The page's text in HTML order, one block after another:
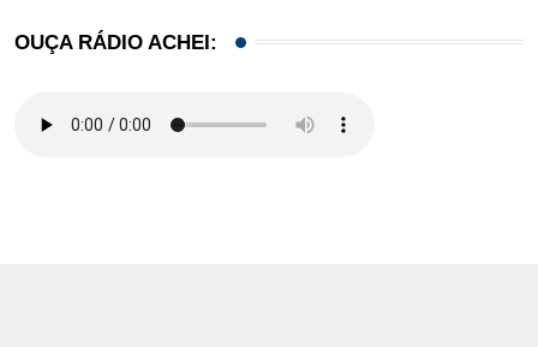
OUÇA RÁDIO ACHEI: